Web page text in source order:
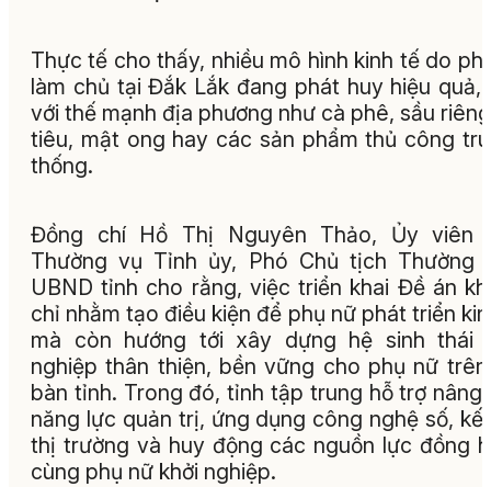
Thực tế cho thấy, nhiều mô hình kinh tế do
làm chủ tại Đắk Lắk đang phát huy hiệu quả,
với thế mạnh địa phương như cà phê, sầu
tiêu, mật ong hay các sản phẩm thủ công
thống.
Đồng chí Hồ Thị Nguyên Thảo, Ủy viên
Thường vụ Tỉnh ủy, Phó Chủ tịch Thường
UBND tỉnh cho rằng, việc triển khai Đề án
chỉ nhằm tạo điều kiện để phụ nữ phát triển
mà còn hướng tới xây dựng hệ sinh thái
nghiệp thân thiện, bền vững cho phụ nữ
bàn tỉnh. Trong đó, tỉnh tập trung hỗ trợ nâng
năng lực quản trị, ứng dụng công nghệ số,
thị trường và huy động các nguồn lực đồng
cùng phụ nữ khởi nghiệp.